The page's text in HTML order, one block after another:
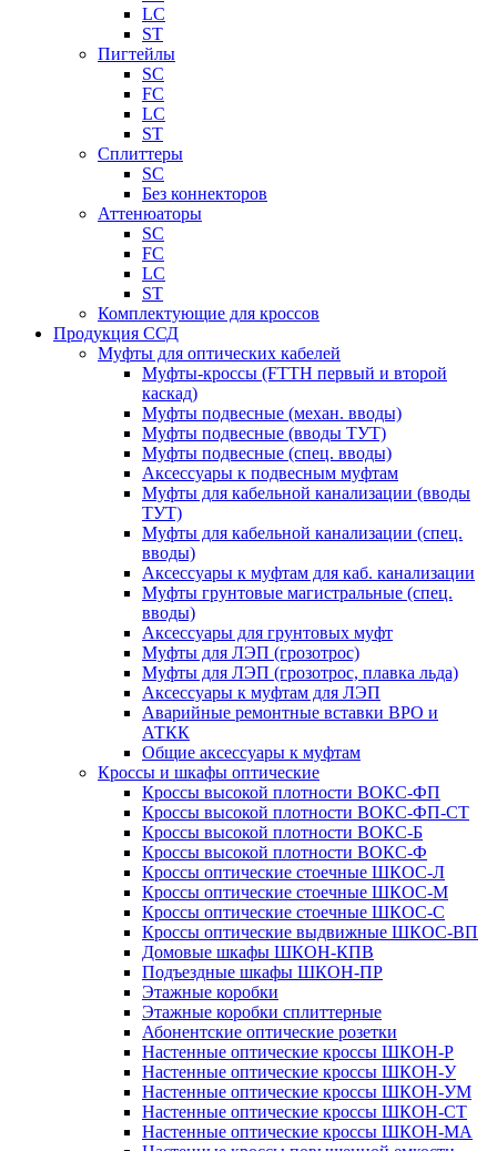
LC
ST
Пигтейлы
SC
FC
LC
ST
Сплиттеры
SC
Без коннекторов
Аттенюаторы
SC
FC
LC
ST
Комплектующие для кроссов
Продукция ССД
Муфты для оптических кабелей
Муфты-кроссы (FTTH первый и второй
каскад)
Муфты подвесные (механ. вводы)
Муфты подвесные (вводы ТУТ)
Муфты подвесные (спец. вводы)
Аксессуары к подвесным муфтам
Муфты для кабельной канализации (вводы
ТУТ)
Муфты для кабельной канализации (спец.
вводы)
Аксессуары к муфтам для каб. канализации
Муфты грунтовые магистральные (спец.
вводы)
Аксессуары для грунтовых муфт
Муфты для ЛЭП (грозотрос)
Муфты для ЛЭП (грозотрос, плавка льда)
Аксессуары к муфтам для ЛЭП
Аварийные ремонтные вставки ВРО и
АТКК
Общие аксессуары к муфтам
Кроссы и шкафы оптические
Кроссы высокой плотности ВОКС-ФП
Кроссы высокой плотности ВОКС-ФП-СТ
Кроссы высокой плотности ВОКС-Б
Кроссы высокой плотности ВОКС-Ф
Кроссы оптические стоечные ШКОС-Л
Кроссы оптические стоечные ШКОС-М
Кроссы оптические стоечные ШКОС-С
Кроссы оптические выдвижные ШКОС-ВП
Домовые шкафы ШКОН-КПВ
Подъездные шкафы ШКОН-ПР
Этажные коробки
Этажные коробки сплиттерные
Абонентские оптические розетки
Настенные оптические кроссы ШКОН-Р
Настенные оптические кроссы ШКОН-У
Настенные оптические кроссы ШКОН-УМ
Настенные оптические кроссы ШКОН-СТ
Настенные оптические кроссы ШКОН-МА